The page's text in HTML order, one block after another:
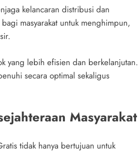
kelancaran distribusi dan
masyarakat untuk menghimpun,
yang lebih efisien dan berkelanjutan.
secara optimal sekaligus
Masyarakat
tidak hanya bertujuan untuk